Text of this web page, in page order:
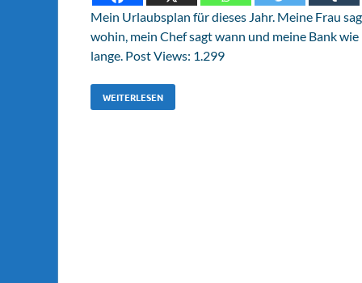
Mein Urlaubsplan für dieses Jahr. Meine Frau
wohin, mein Chef sagt wann und meine Bank wie
lange. Post Views: 1.299
WEITERLESEN